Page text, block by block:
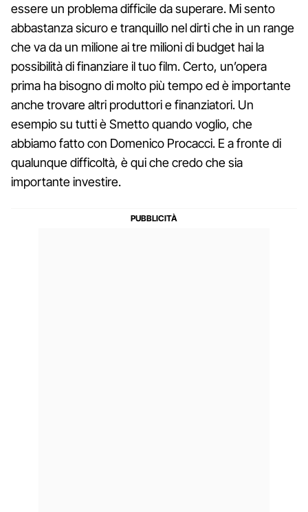
essere un problema difficile da superare. Mi sento
abbastanza sicuro e tranquillo nel dirti che in un range
che va da un milione ai tre milioni di budget hai la
possibilità di finanziare il tuo film. Certo, un’opera
prima ha bisogno di molto più tempo ed è importante
anche trovare altri produttori e finanziatori. Un
esempio su tutti è Smetto quando voglio, che
abbiamo fatto con Domenico Procacci. E a fronte di
qualunque difficoltà, è qui che credo che sia
importante investire.